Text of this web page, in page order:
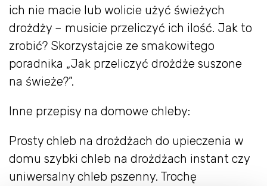
ich nie macie lub wolicie użyć świeżych
drożdży – musicie przeliczyć ich ilość. Jak to
zrobić? Skorzystajcie ze smakowitego
poradnika „Jak przeliczyć drożdże suszone
na świeże?”.
Inne przepisy na domowe chleby:
Prosty chleb na drożdżach do upieczenia w
domu szybki chleb na drożdżach instant czy
uniwersalny chleb pszenny. Trochę